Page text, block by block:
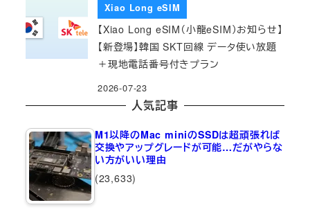
Xiao Long eSIM
【Xiao Long eSIM（小龍eSIM）お知らせ】
【新登場】韓国 SKT回線 データ使い放題
＋現地電話番号付きプラン
2026-07-23
人気記事
M1以降のMac miniのSSDは超頑張れば
交換やアップグレードが可能…だがやらな
い方がいい理由
(23,633)